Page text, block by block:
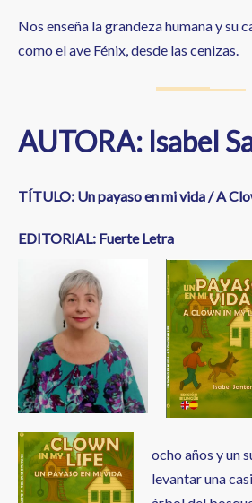
Nos enseña la grandeza humana y su
como el ave Fénix, desde las cenizas.
AUTORA: Isabel
TÍTULO: Un payaso en mi vida / A
EDITORIAL: Fuerte Letra
ocho años y un
levantar una